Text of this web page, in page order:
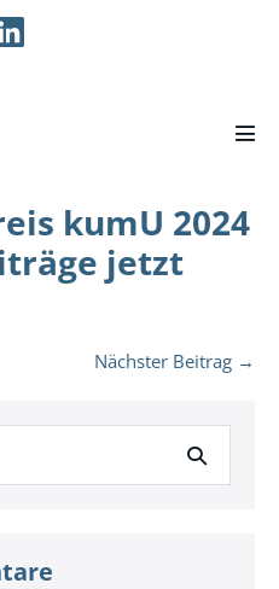
kumU 2024
jetzt
Nächster Beitrag →